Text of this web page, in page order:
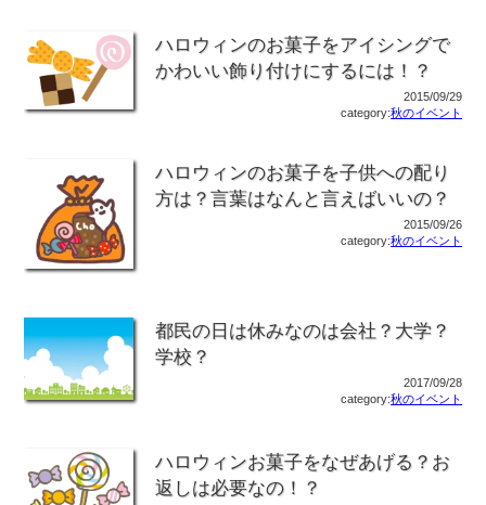
ハロウィンのお菓子をアイシングで
かわいい飾り付けにするには！？
2015/09/29
category:秋のイベント
ハロウィンのお菓子を子供への配り
方は？言葉はなんと言えばいいの？
2015/09/26
category:秋のイベント
都民の日は休みなのは会社？大学？
学校？
2017/09/28
category:秋のイベント
ハロウィンお菓子をなぜあげる？お
返しは必要なの！？